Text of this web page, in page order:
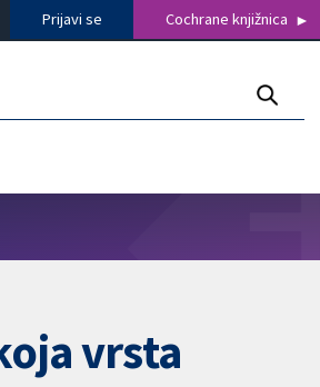
Prijavi se Cochrane knjižnica
vrsta